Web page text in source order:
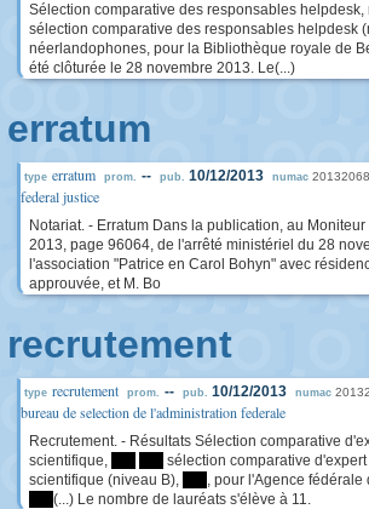
Sélection comparative des responsables
sélection comparative des responsables helpdesk
néerlandophones, pour la Bibliothèque royale de
été clôturée le 28 novembre 2013. Le(...)
erratum
type erratum prom. -- pub. 10/12/2013 numac
federal justice
Notariat. - Erratum Dans la publication, au
2013, page 96064, de l'arrêté ministériel du 28
l'association "Patrice en Carol Bohyn" avec
approuvée, et M. Bo
recrutement
type recrutement prom. -- pub. 10/12/2013 numac
bureau de selection de l'administration federale
Recrutement. - Résultats Sélection comparative
scientifique,
sélection comparative
scientifique (niveau B),
, pour l'Agence fédérale
(...) Le nombre de lauréats s'élève à 11.